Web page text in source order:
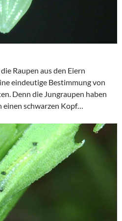
Raupen aus den Eiern
eindeutige Bestimmung von
Denn die Jungraupen haben
schwarzen Kopf…